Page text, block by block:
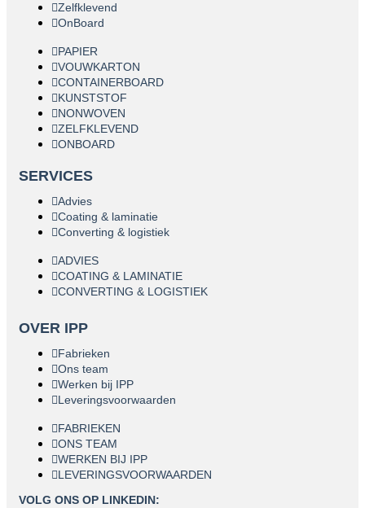
Zelfklevend
OnBoard
PAPIER
VOUWKARTON
CONTAINERBOARD
KUNSTSTOF
NONWOVEN
ZELFKLEVEND
ONBOARD
SERVICES
Advies
Coating & laminatie
Converting & logistiek
ADVIES
COATING & LAMINATIE
CONVERTING & LOGISTIEK
OVER IPP
Fabrieken
Ons team
Werken bij IPP
Leveringsvoorwaarden
FABRIEKEN
ONS TEAM
WERKEN BIJ IPP
LEVERINGSVOORWAARDEN
VOLG ONS OP LINKEDIN: